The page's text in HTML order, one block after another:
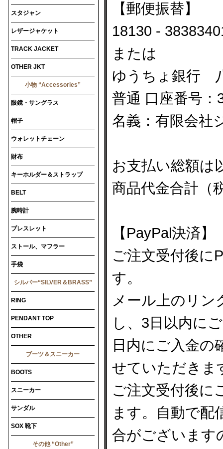
スタジャン
レザージャケット
TRACK JACKET
OTHER JKT
小物 “Accessories”
眼鏡・サングラス
帽子
ウォレットチェーン
財布
キーホルダー＆ストラップ
BELT
腕時計
ブレスレット
ストール、マフラー
手袋
シルバー“SILVER＆BRASS”
RING
PENDANT TOP
OTHER
ブーツ＆スニーカー
BOOTS
スニーカー
サンダル
SOX 靴下
その他 “Other”
【郵便振替】
18130 -
または
ゆうちょ銀行
普通 口座番号：
名義：有限会社
お支払い総額は
商品代金合計（
【PayPal決済】
ご注文受付後に
す。
メール上のリ
し、3日以内に
日内にご入金の
せていただきま
ご注文受付後に
ます。自動で配
合がございます